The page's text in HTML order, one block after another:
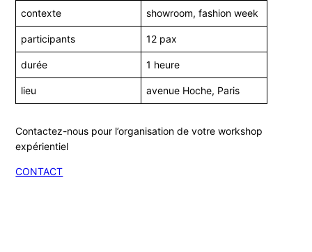
contexte showroom, fashion week
participants 12 pax
durée 1 heure
lieu avenue Hoche, Paris
Contactez-nous pour l’organisation de votre workshop
expérientiel
CONTACT